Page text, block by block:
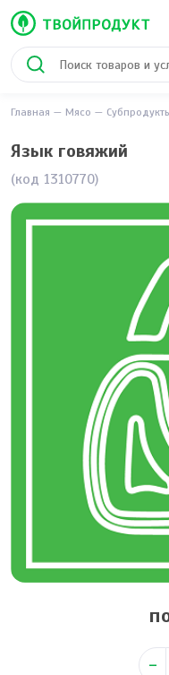
Главная Мясо
Язык говяжий
(код 1310770)